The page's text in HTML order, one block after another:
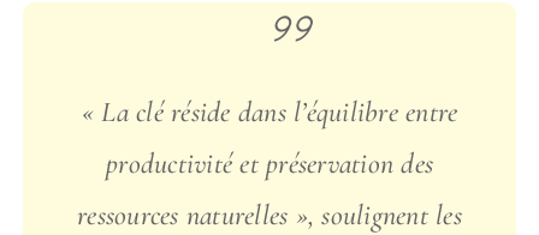
«La clé réside dans l’équilibre entre
productivité et préservation des
ressources naturelles », soulignent les